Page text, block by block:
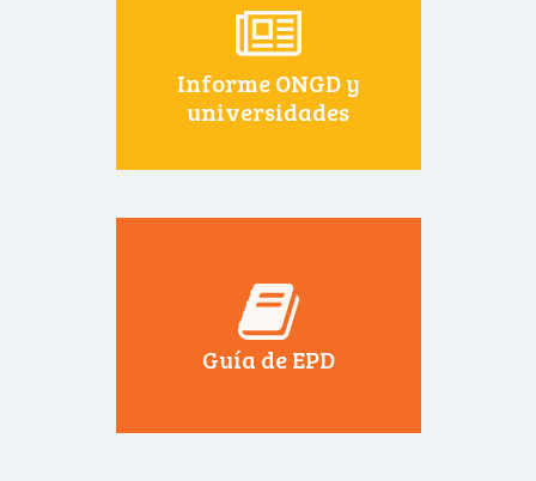
Informe ONGD y
universidades
Guía de EPD